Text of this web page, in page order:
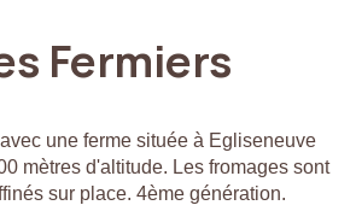
Fermiers
une ferme située à Egliseneuve
mètres d'altitude. Les fromages sont
sur place. 4ème génération.